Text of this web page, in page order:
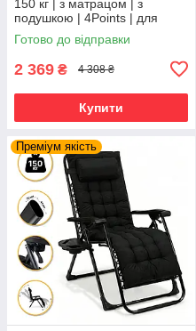
150 кг | з матрацом | з
подушкою | 4Points | для
дому, дачі та відпочинку
Готово до відправки
2 369 ₴ 4 308 ₴
Купити
Преміум якість